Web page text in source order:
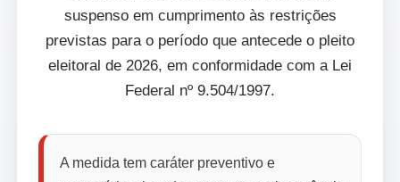
suspenso em cumprimento às restrições
previstas para o período que antecede o pleito
eleitoral de 2026, em conformidade com a Lei
Federal nº 9.504/1997.
A medida tem caráter preventivo e